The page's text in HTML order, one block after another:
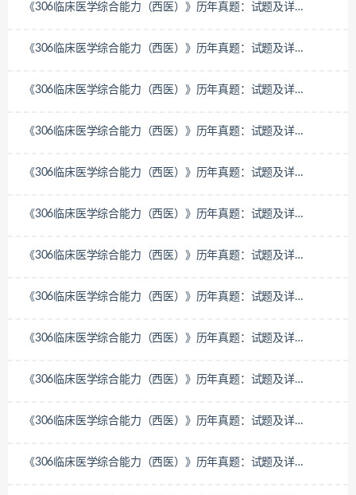
《306临床医学综合能力（西医）》历年真题：试题及详
《306临床医学综合能力（西医）》历年真题：试题及详
《306临床医学综合能力（西医）》历年真题：试题及详
《306临床医学综合能力（西医）》历年真题：试题及详
《306临床医学综合能力（西医）》历年真题：试题及详
《306临床医学综合能力（西医）》历年真题：试题及详
《306临床医学综合能力（西医）》历年真题：试题及详
《306临床医学综合能力（西医）》历年真题：试题及详
《306临床医学综合能力（西医）》历年真题：试题及详
《306临床医学综合能力（西医）》历年真题：试题及详
《306临床医学综合能力（西医）》历年真题：试题及详
《306临床医学综合能力（西医）》历年真题：试题及详